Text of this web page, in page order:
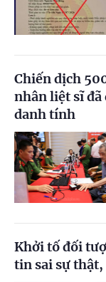
Chiến dịch
nhân liệt sĩ đã
danh tính
Khởi tố đối
tin sai sự